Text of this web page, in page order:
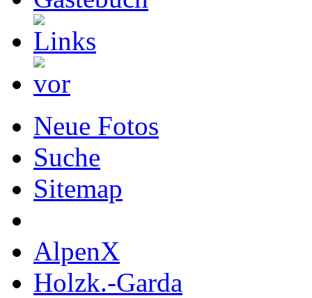
Neue Fotos
Suche
Sitemap
AlpenX
Holzk.-Garda